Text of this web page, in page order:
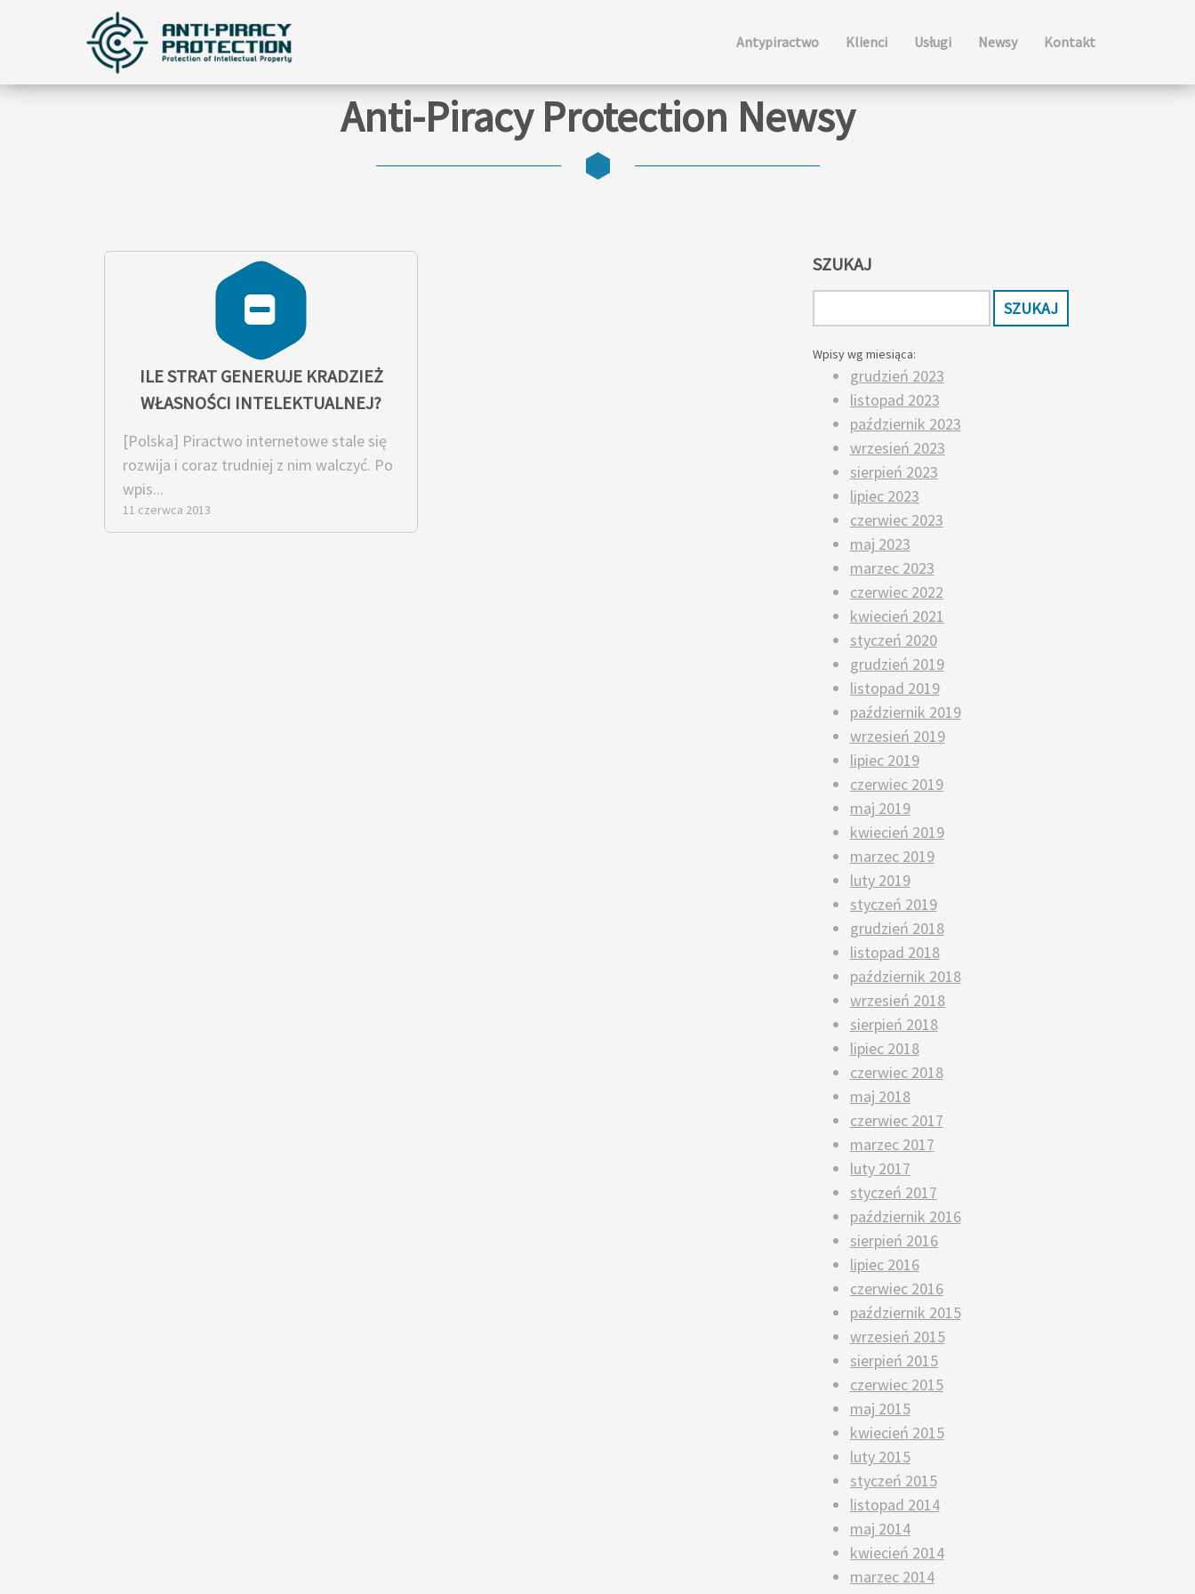
Antypiractwo Klienci Usługi Newsy Kontakt
Anti-Piracy Protection Newsy
ILE STRAT GENERUJE KRADZIEŻ
WŁASNOŚCI INTELEKTUALNEJ?
[Polska] Piractwo internetowe stale się
rozwija i coraz trudniej z nim walczyć. Po
wpis...
11 czerwca 2013
SZUKAJ
Wpisy wg miesiąca:
grudzień 2023
listopad 2023
październik 2023
wrzesień 2023
sierpień 2023
lipiec 2023
czerwiec 2023
maj 2023
marzec 2023
czerwiec 2022
kwiecień 2021
styczeń 2020
grudzień 2019
listopad 2019
październik 2019
wrzesień 2019
lipiec 2019
czerwiec 2019
maj 2019
kwiecień 2019
marzec 2019
luty 2019
styczeń 2019
grudzień 2018
listopad 2018
październik 2018
wrzesień 2018
sierpień 2018
lipiec 2018
czerwiec 2018
maj 2018
czerwiec 2017
marzec 2017
luty 2017
styczeń 2017
październik 2016
sierpień 2016
lipiec 2016
czerwiec 2016
październik 2015
wrzesień 2015
sierpień 2015
czerwiec 2015
maj 2015
kwiecień 2015
luty 2015
styczeń 2015
listopad 2014
maj 2014
kwiecień 2014
marzec 2014